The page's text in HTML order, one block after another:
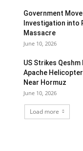
Government
Investigation into
Massacre
June 10, 2026
US Strikes
Apache
Near Hormuz
June 10, 2026
Load more